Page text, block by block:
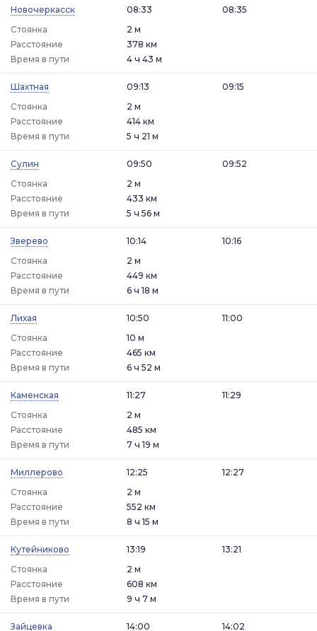
Новочеркасск
08:33
Стоянка
2 м
08:35
Расстояние
378 км
Время в пути
4 ч 43 м
Шахтная
09:13
Стоянка
2 м
09:15
Расстояние
414 км
Время в пути
5 ч 21 м
Сулин
09:50
Стоянка
2 м
09:52
Расстояние
433 км
Время в пути
5 ч 56 м
Зверево
10:14
Стоянка
2 м
10:16
Расстояние
449 км
Время в пути
6 ч 18 м
Лихая
10:50
Стоянка
10 м
11:00
Расстояние
465 км
Время в пути
6 ч 52 м
Каменская
11:27
Стоянка
2 м
11:29
Расстояние
485 км
Время в пути
7 ч 19 м
Миллерово
12:25
Стоянка
2 м
12:27
Расстояние
552 км
Время в пути
8 ч 15 м
Кутейниково
13:19
Стоянка
2 м
13:21
Расстояние
608 км
Время в пути
9 ч 7 м
Зайцевка 14:00 14:02